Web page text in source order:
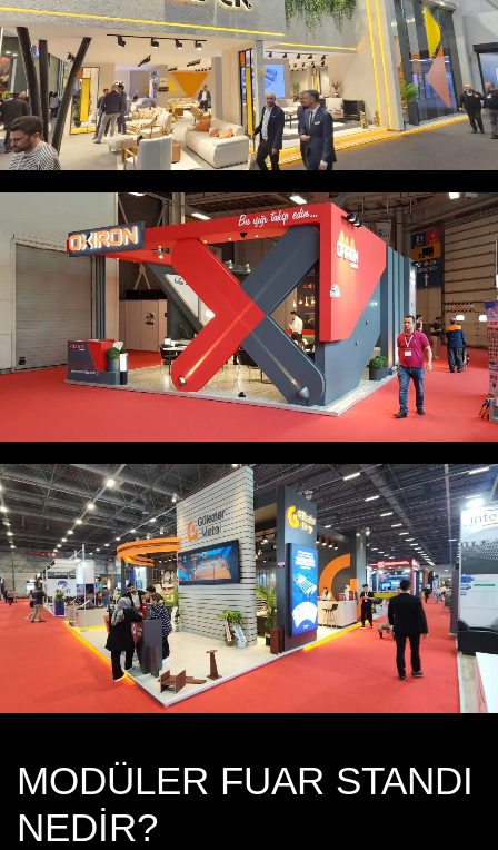
MODÜLER FUAR STANDI
NEDIR?